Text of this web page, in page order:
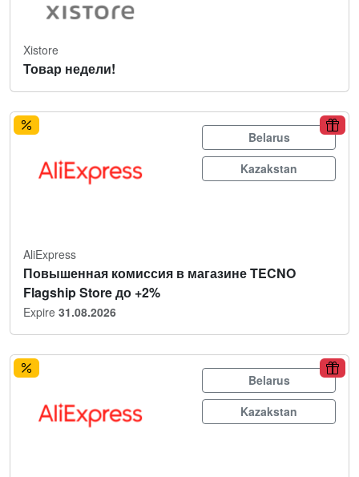
Xistore
Товар недели!
Belarus
Kazakstan
AliExpress
Повышенная комиссия в магазине TECNO
Flagship Store до +2%
Expire 31.08.2026
Belarus
Kazakstan